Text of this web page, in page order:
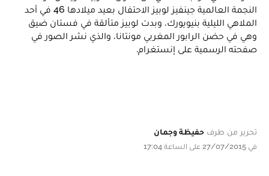
النجمة العالمية جينفيز لوبيز الاحتفال بعيد ميلادها 46 في أحد
الملاهي الليلية بنيويورك، وبدت لوبيز متألقة في فستان ضيق
وهي في حضن الرابور المغربي مونتانا، والذي نشر الصور في
صفحته الرسمية على إنستغرام.
تحرير من طرف حفيظة وجمان
في 27/07/2015 على الساعة 17:04